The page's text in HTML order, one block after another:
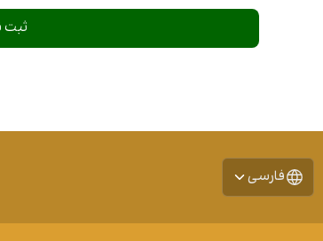
فارسی